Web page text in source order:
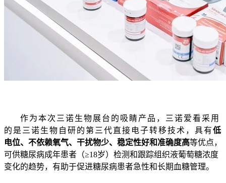
作为本次三诺生物展台的吸睛产品，三诺爱看采用
的是三诺生物自研的第三代直接电子转移技术，具有低
电位、不依赖氧气、干扰物少、稳定性好和准确度高等优点，
可供糖尿病成年患者（≥18岁）检测和跟踪组织液葡萄糖浓度
变化的趋势，有助于促进糖尿病患者急性和长期血糖管理。